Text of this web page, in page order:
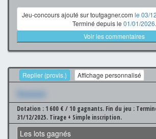
Jeu-concours ajouté sur toutgagner.com le 03/
Terminé depuis le 01/01/2026.
Voir les commentaires
Replier (provis.) Affichage personnalisé
Xxxxxxx
Dotation : 1 600 € / 10 gagnants. Fin du jeu :
31/12/2025. Tirage + Simple inscription.
Les lots gagnés